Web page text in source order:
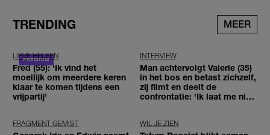
TRENDING MEER
LIEVE HELEEN
Fred (55): 'Ik vind het
moeilijk om meerdere keren
klaar te komen tijdens een
vrijpartij'
INTERVIEW
Man achtervolgt Valerie (35)
in het bos en betast zichzelf,
zij filmt en deelt de
confrontatie: 'Ik laat me niet
FRAGMENT GEMIST WIL JE ZIEN